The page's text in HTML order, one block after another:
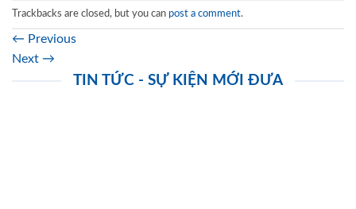
Trackbacks are closed, but you can post a comment.
← Previous
Next →
TIN TỨC - SỰ KIỆN MỚI ĐƯA